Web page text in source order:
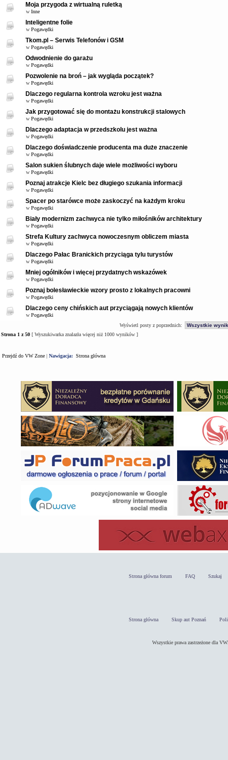
Moja przygoda z wirtualną ruletką
w Inne
Inteligentne folie
w Pogawędki
Tkom.pl – Serwis Telefonów i GSM
w Pogawędki
Odwodnienie do garażu
w Pogawędki
Pozwolenie na broń – jak wygląda początek?
w Pogawędki
Dlaczego regularna kontrola wzroku jest ważna
w Pogawędki
Jak przygotować się do montażu konstrukcji stalowych
w Pogawędki
Dlaczego adaptacja w przedszkolu jest ważna
w Pogawędki
Dlaczego doświadczenie producenta ma duże znaczenie
w Pogawędki
Salon sukien ślubnych daje wiele możliwości wyboru
w Pogawędki
Poznaj atrakcje Kielc bez długiego szukania informacji
w Pogawędki
Spacer po starówce może zaskoczyć na każdym kroku
w Pogawędki
Biały modernizm zachwyca nie tylko miłośników architektury
w Pogawędki
Strefa Kultury zachwyca nowoczesnym obliczem miasta
w Pogawędki
Dlaczego Pałac Branickich przyciąga tylu turystów
w Pogawędki
Mniej ogólników i więcej przydatnych wskazówek
w Pogawędki
Poznaj bolesławieckie wzory prosto z lokalnych pracowni
w Pogawędki
Dlaczego ceny chińskich aut przyciągają nowych klientów
w Pogawędki
Wyświetl posty z poprzednich:
Strona 1 z50 [ Wyszukiwarka znalazła więcej niż 1000 wyników ]
Przejdź do VW Zone | Nawigacja: Strona główna
Strona główna forum FAQ Szukaj
Strona główna Skup aut Poznań
Wszystkie prawa zastrzeżone dla